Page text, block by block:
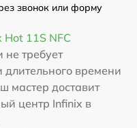
звонок или форму
11S NFC
не требует
длительного времени
мастер доставит
центр Infinix в